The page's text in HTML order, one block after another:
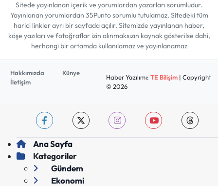
Sitede yayınlanan içerik ve yorumlardan yazarları sorumludur.
Yayınlanan yorumlardan 35Punto sorumlu tutulamaz. Sitedeki tüm
harici linkler ayrı bir sayfada açılır. Sitemizde yayınlanan haber,
köşe yazıları ve fotoğraflar izin alınmaksızın kaynak gösterilse dahi,
herhangi bir ortamda kullanılamaz ve yayınlanamaz
Hakkımızda
Künye
İletişim
Haber Yazılımı: TE Bilişim| Copyright
© 2026
Ana Sayfa
Kategoriler
Gündem
Ekonomi